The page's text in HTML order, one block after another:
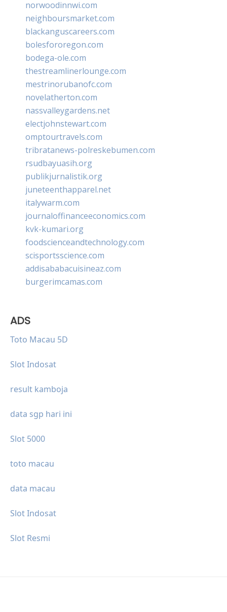
norwoodinnwi.com
neighboursmarket.com
blackanguscareers.com
bolesfororegon.com
bodega-ole.com
thestreamlinerlounge.com
mestrinorubanofc.com
novelatherton.com
nassvalleygardens.net
electjohnstewart.com
omptourtravels.com
tribratanews-polreskebumen.com
rsudbayuasih.org
publikjurnalistik.org
juneteenthapparel.net
italywarm.com
journaloffinanceeconomics.com
kvk-kumari.org
foodscienceandtechnology.com
scisportsscience.com
addisababacuisineaz.com
burgerimcamas.com
ADS
Toto Macau 5D
Slot Indosat
result kamboja
data sgp hari ini
Slot 5000
toto macau
data macau
Slot Indosat
Slot Resmi